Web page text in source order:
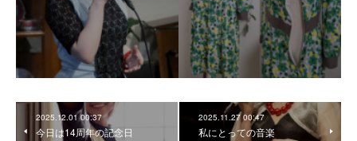
2025.12.01 00:37
今日は14周年の記念日
2025.11.27 00:47
私にとっての音楽